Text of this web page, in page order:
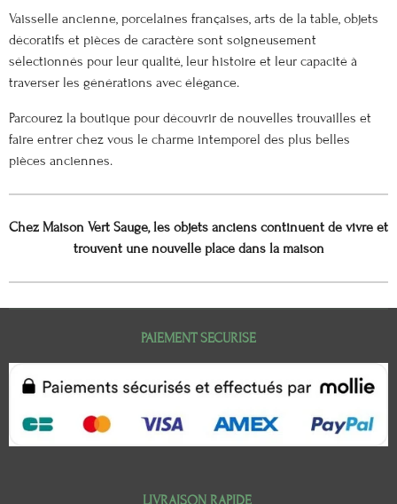
Vaisselle ancienne, porcelaines françaises, arts de la table, objets
décoratifs et pièces de caractère sont soigneusement
sélectionnés pour leur qualité, leur histoire et leur capacité à
traverser les générations avec élégance.
Parcourez la boutique pour découvrir de nouvelles trouvailles et
faire entrer chez vous le charme intemporel des plus belles
pièces anciennes.
Chez Maison Vert Sauge, les objets anciens continuent de vivre et
trouvent une nouvelle place dans la maison
PAIEMENT SECURISE
LIVRAISON RAPIDE